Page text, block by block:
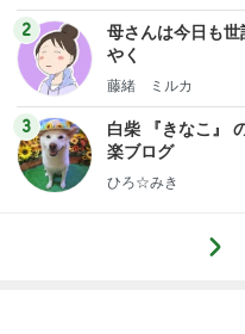
2
母さんは今日も世
やく
藤緒 ミルカ
3
白柴 『きなこ』
楽ブログ
ひろ☆みき